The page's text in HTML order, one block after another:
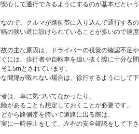
心して通行できるようにするのが基本だとい
ので、クルマが路側帯に入り込んで通行する
の狭い道に設けられていることが多いので速
の主な原因は、ドライバーの視覚の確認不足
には、歩行者や自転車を追い抜く際に十分な
1.5mとされています。
間隔が取れない場合は、徐行するようにして
は、車に気づいてなかったり、
があることも想定しておくことが必要です。
から路側帯を跨いで道路に出る際は、
に一時停止をして、左右の安全確認をして下